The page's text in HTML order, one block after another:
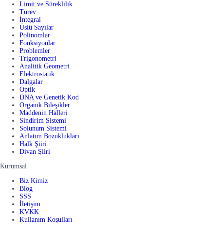
Limit ve Süreklilik
Türev
İntegral
Üslü Sayılar
Polinomlar
Fonksiyonlar
Problemler
Trigonometri
Analitik Geometri
Elektrostatik
Dalgalar
Optik
DNA ve Genetik Kod
Organik Bileşikler
Maddenin Halleri
Sindirim Sistemi
Solunum Sistemi
Anlatım Bozuklukları
Halk Şiiri
Divan Şiiri
Kurumsal
Biz Kimiz
Blog
SSS
İletişim
KVKK
Kullanım Koşulları